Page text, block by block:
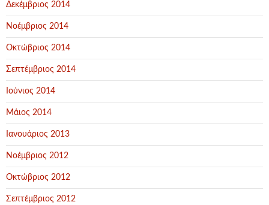
Δεκέμβριος 2014
Νοέμβριος 2014
Οκτώβριος 2014
Σεπτέμβριος 2014
Ιούνιος 2014
Μάιος 2014
Ιανουάριος 2013
Νοέμβριος 2012
Οκτώβριος 2012
Σεπτέμβριος 2012